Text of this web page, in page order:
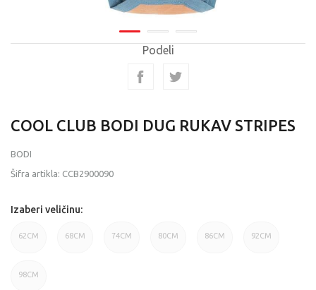
Podeli
COOL CLUB BODI DUG RUKAV STRIPES
BODI
Šifra artikla: CCB2900090
Izaberi veličinu:
62CM 68CM 74CM 80CM 86CM 92CM
98CM